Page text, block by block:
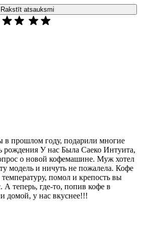
Rakstīt atsauksmi
прошлом году, подарили многие
рождения У нас Была Саеко Интуита,
о новой кофемашине. Муж хотел
модель и ничуть не пожалела. Кофе
помол и крепость вы
А теперь, где-то, попив кофе в
домой, у нас вкуснее!!!